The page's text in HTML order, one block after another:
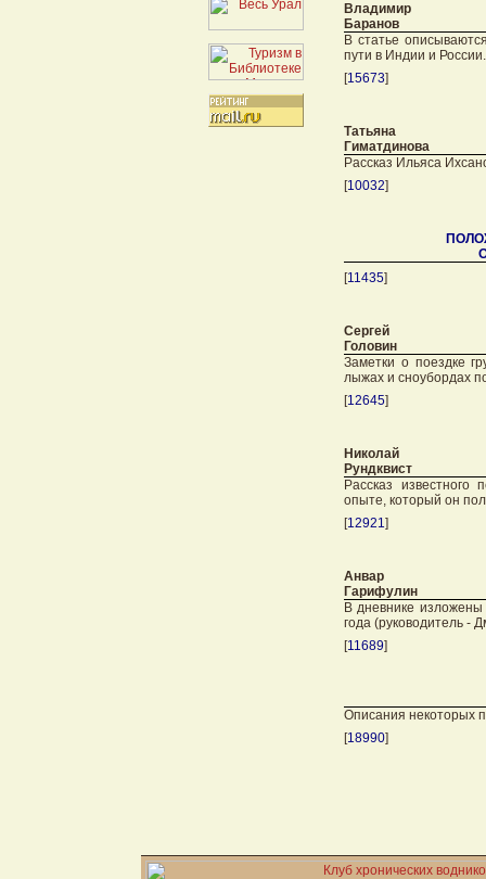
Владимир
Баранов
В статье
пути в Индии и России.
[15673]
Татьяна
Гиматдинова
Рассказ Ильяса
[10032]
[11435]
Сергей
Головин
Заметки о поездке
лыжах и сноубордах
[12645]
Николай
Рундквист
Рассказ
опыте, который он
[12921]
Анвар
Гарифулин
В дневнике
года (руководитель -
[11689]
Описания некоторых
[18990]